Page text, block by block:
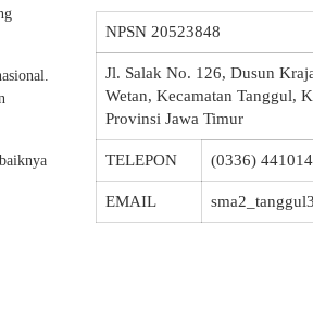
NPSN 20523848
Jl. Salak No. 126, Dusun
Wetan, Kecamatan Tanggul,
Provinsi Jawa Timur
TELEPON (0336) 441014
EMAIL